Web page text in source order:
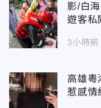
影/白
遊客私
3小時前
高雄粵
惹感情